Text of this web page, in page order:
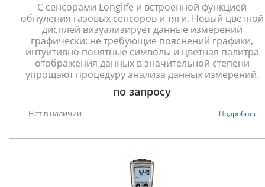
С сенсорами Longlife и встроенной функцией
обнуления газовых сенсоров и тяги. Новый цветной
дисплей визуализирует данные измерений
графически: не требующие пояснений графики,
интуитивно понятные символы и цветная палитра
отображения данных в значительной степени
упрощают процедуру анализа данных измерений.
по запросу
Нет в наличии Подробнее